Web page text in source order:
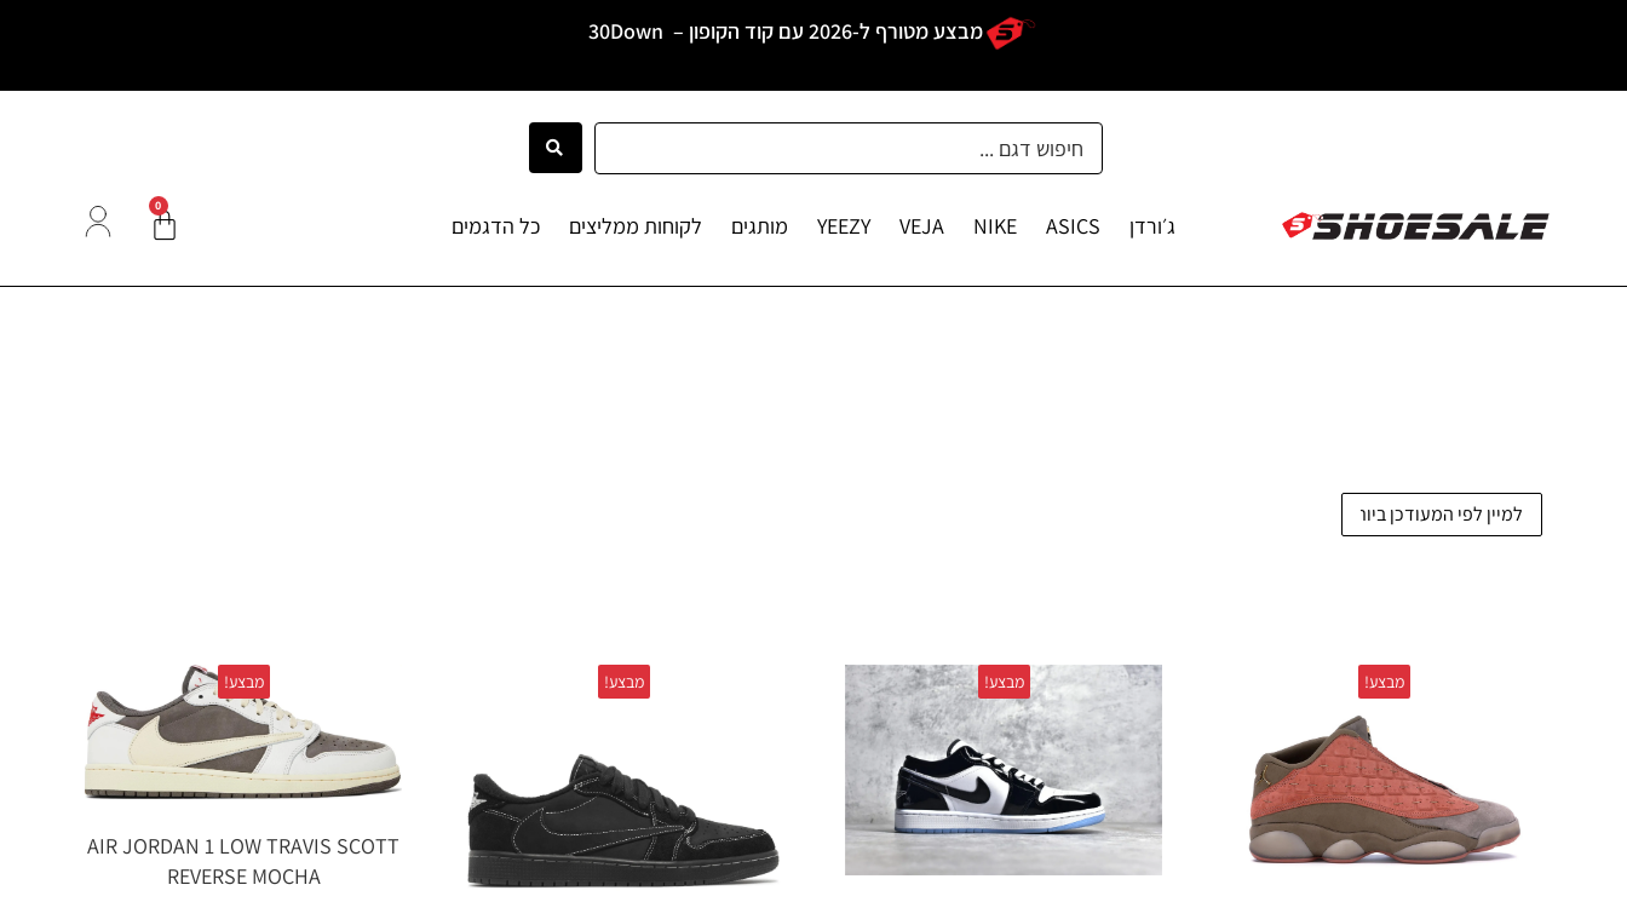
מבצע מטורף ל-2026 עם קוד הקופון – 30Down
ג׳ורדן ASICS
NIKE
VEJA
YEEZY מותגים לקוחות ממליצים כל הדגמים
0
מבצע! מבצע! מבצע! מבצע!
AIR JORDAN 1 LOW TRAVIS SCOTT
REVERSE MOCHA